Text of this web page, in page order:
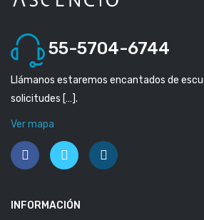
55-5704-6744
Llámanos estaremos encantados de
solicitudes […].
Ver mapa
INFORMACIÓN